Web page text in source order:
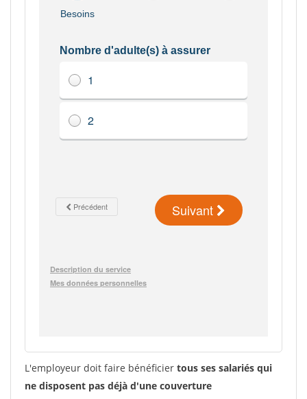
L'employeur doit faire bénéficier tous ses salariés qui
ne disposent pas déjà d'une couverture